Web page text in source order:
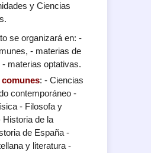
y Ciencias
se organizará en: -
- materias de
- materias optativas.
: - Ciencias
contemporáneo -
- Filosofa y
Historia de la
de España -
y literatura -